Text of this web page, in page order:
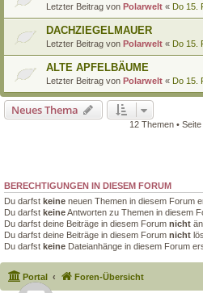
Letzter Beitrag von Polarwelt « Do 15.
DACHZIEGELMAUER
Letzter Beitrag von Polarwelt « Do 15.
ALTE APFELBÄUME
Letzter Beitrag von Polarwelt « Do 15.
Neues Thema
12 Themen • Seite
BERECHTIGUNGEN IN DIESEM FORUM
Du darfst keine neuen Themen in diesem Forum
Du darfst keineAntworten zu Themen in diesem
Du darfst deine Beiträge in diesem Forum nicht
Du darfst deine Beiträge in diesem Forum nicht
Du darfst keine Dateianhänge in diesem Forum
Portal Foren-Übersicht